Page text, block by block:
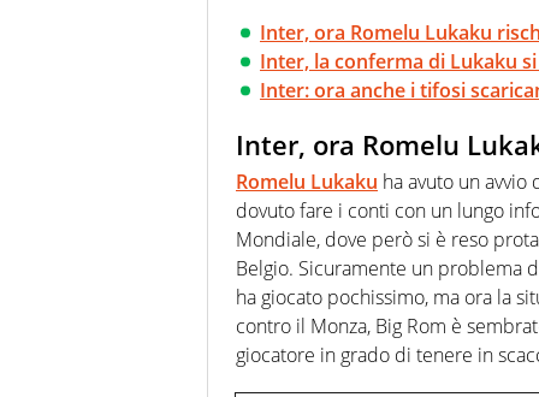
Inter, ora Romelu Lukaku
Inter, la conferma di Lukaku
Inter: ora anche i tifosi
Inter, ora Romelu
Romelu Lukaku ha avuto un
dovuto fare i conti con un lungo
Mondiale, dove però si è reso
Belgio. Sicuramente un problema
ha giocato pochissimo, ma ora la
contro il Monza, Big Rom è
giocatore in grado di tenere in